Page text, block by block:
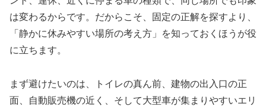
は変わるからです。だからこそ、固定の正解を探すより、
「静かに休みやすい場所の考え方」を知っておくほうが役
に立ちます。
まず避けたいのは、トイレの真ん前、建物の出入口の正
面、自動販売機の近く、そして大型車が集まりやすいエリ